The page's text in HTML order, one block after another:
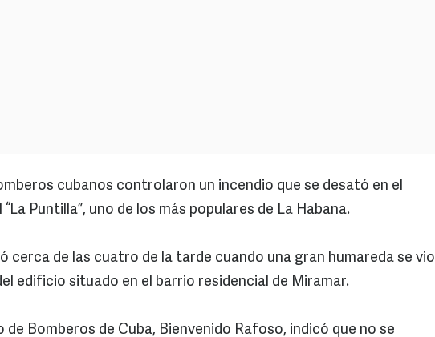
cubanos controlaron un incendio que se desató en el
Puntilla”, uno de los más populares de La Habana.
cerca de las cuatro de la tarde cuando una gran humareda se vio
edificio situado en el barrio residencial de Miramar.
de Bomberos de Cuba, Bienvenido Rafoso, indicó que no se